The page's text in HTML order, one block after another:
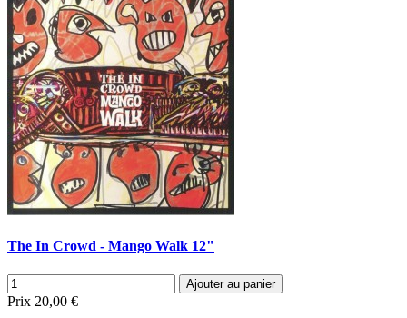
The In Crowd - Mango Walk 12"
Ajouter au panier
Prix 20,00 €